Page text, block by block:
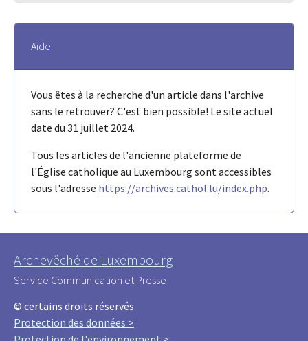
Aide
Vous êtes à la recherche d'un article dans l'archive
sans le retrouver? C'est bien possible! Le site actuel
date du 31 juillet 2024.
Tous les articles de l'ancienne plateforme de
l'Église catholique au Luxembourg sont accessibles
sous l'adresse https://archives.cathol.lu/index.php.
Archevêché de Luxembourg
Service Communication et Presse
© certains droits réservés
Protection des données >